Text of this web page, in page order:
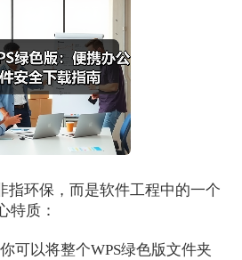
指环保，而是软件工程中的一个
特质：
你可以将整个WPS绿色版文件夹